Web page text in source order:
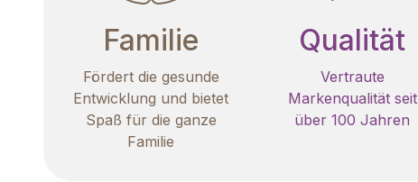
Familie
Fördert die gesunde
Entwicklung und bietet
Spaß für die ganze
Familie
Qualität
Vertraute
Markenqualität seit
über 100 Jahren